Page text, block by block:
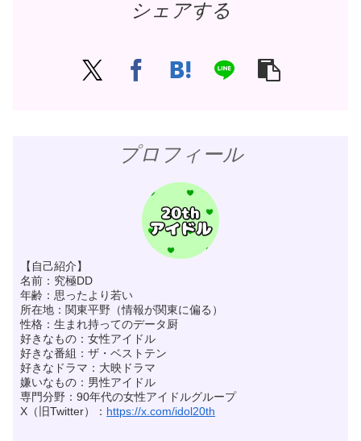
シェアする
プロフィール
【自己紹介】
名前：究極DD
年齢：思ったより若い
所在地：関東平野（情報が関東に偏る）
性格：生まれ持ってのデータ厨
好きなもの：女性アイドル
好きな番組：ザ・ベストテン
好きなドラマ：大映ドラマ
嫌いなもの：男性アイドル
専門分野：90年代の女性アイドルグループ
X（旧Twitter）： https://x.com/idol20th